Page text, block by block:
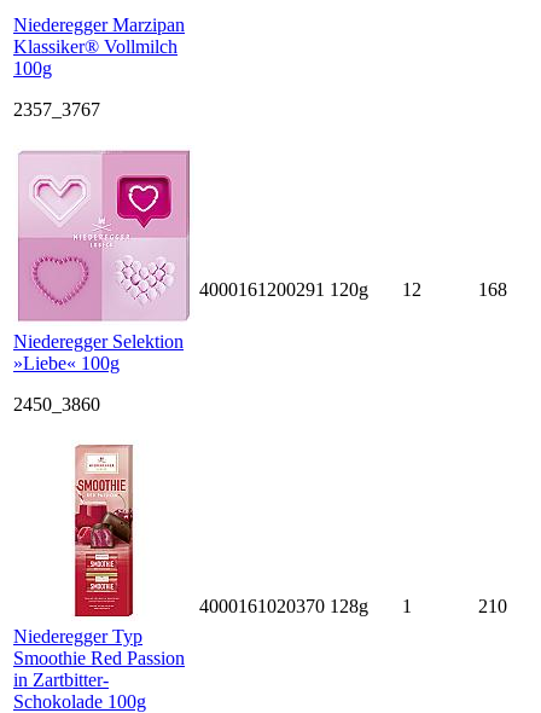
Niederegger Marzipan
Klassiker® Vollmilch
100g
2357_3767
Niederegger Selektion
»Liebe« 100g
2450_3860
4000161200291 120g 12 168
Niederegger Typ
Smoothie Red Passion
in Zartbitter-
Schokolade 100g
4000161020370 128g 1 210